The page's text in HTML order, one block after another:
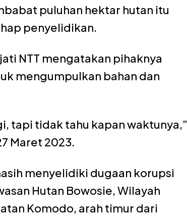
puluhan hektar hutan itu
penyelidikan.
NTT mengatakan pihaknya
mengumpulkan bahan dan
tapi tidak tahu kapan waktunya,”
Maret 2023.
menyelidiki dugaan korupsi
Hutan Bowosie, Wilayah
Komodo, arah timur dari